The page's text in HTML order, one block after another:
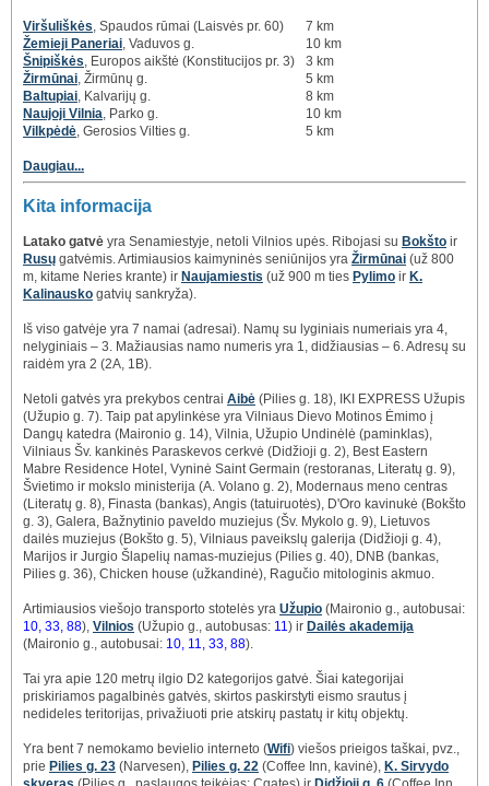
Viršuliškės , Spaudos rūmai (Laisvės pr. 60)
7 km
Žemieji Paneriai , Vaduvos g.
10 km
Šnipiškės , Europos aikštė (Konstitucijos pr. 3)
3 km
Žirmūnai , Žirmūnų g.
5 km
Baltupiai , Kalvarijų g.
8 km
Naujoji Vilnia , Parko g.
10 km
Vilkpėdė , Gerosios Vilties g. 5 km
Daugiau...
Kita informacija
Latako gatvė yra Senamiestyje, netoli Vilnios upės. Ribojasi su Bokšto ir
Rusų gatvėmis. Artimiausios kaimyninės seniūnijos yra Žirmūnai (už 800
m, kitame Neries krante) ir Naujamiestis (už 900 m ties Pylimo ir K.
Kalinausko gatvių sankryža).
Iš viso gatvėje yra 7 namai (adresai). Namų su lyginiais numeriais yra 4,
nelyginiais – 3. Mažiausias namo numeris yra 1, didžiausias – 6. Adresų su
raidėm yra 2 (2A, 1B).
Netoli gatvės yra prekybos centrai Aibė (Pilies g. 18), IKI EXPRESS Užupis
(Užupio g. 7). Taip pat apylinkėse yra Vilniaus Dievo Motinos Ėmimo į
Dangų katedra (Maironio g. 14), Vilnia, Užupio Undinėlė (paminklas),
Vilniaus Šv. kankinės Paraskevos cerkvė (Didžioji g. 2), Best Eastern
Mabre Residence Hotel, Vyninė Saint Germain (restoranas, Literatų g. 9),
Švietimo ir mokslo ministerija (A. Volano g. 2), Modernaus meno centras
(Literatų g. 8), Finasta (bankas), Angis (tatuiruotės), D'Oro kavinukė (Bokšto
g. 3), Galera, Bažnytinio paveldo muziejus (Šv. Mykolo g. 9), Lietuvos
dailės muziejus (Bokšto g. 5), Vilniaus paveikslų galerija (Didžioji g. 4),
Marijos ir Jurgio Šlapelių namas-muziejus (Pilies g. 40), DNB (bankas,
Pilies g. 36), Chicken house (užkandinė), Ragučio mitologinis akmuo.
Artimiausios viešojo transporto stotelės yra Užupio (Maironio g., autobusai:
10, 33, 88), Vilnios (Užupio g., autobusas: 11) ir Dailės akademija
(Maironio g., autobusai: 10, 11, 33, 88).
Tai yra apie 120 metrų ilgio D2 kategorijos gatvė. Šiai kategorijai
priskiriamos pagalbinės gatvės, skirtos paskirstyti eismo srautus į
nedideles teritorijas, privažiuoti prie atskirų pastatų ir kitų objektų.
Yra bent 7 nemokamo bevielio interneto (Wifi) viešos prieigos taškai, pvz.,
prie Pilies g. 23 (Narvesen), Pilies g. 22 (Coffee Inn, kavinė), K. Sirvydo